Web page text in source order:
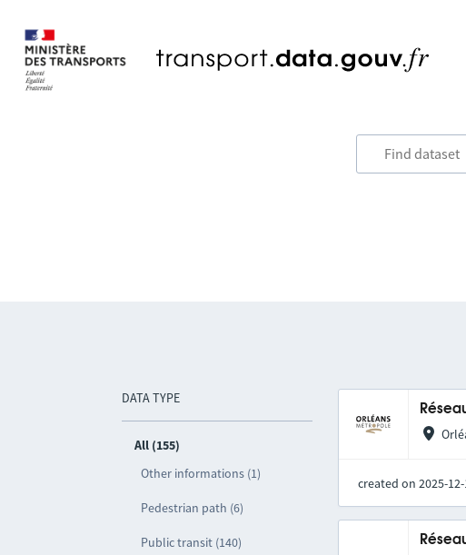
DATA TYPE
All (155)
Other informations (1)
Pedestrian path (6)
Public transit (140)
created on 2025-